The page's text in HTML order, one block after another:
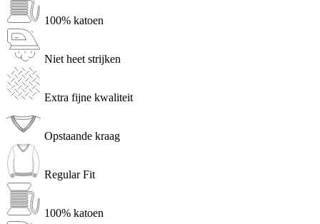
100% katoen
Niet heet strijken
Extra fijne kwaliteit
Opstaande kraag
Regular Fit
100% katoen